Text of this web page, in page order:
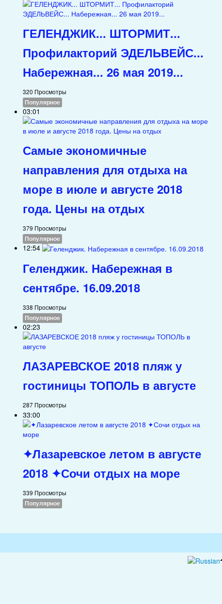
ГЕЛЕНДЖИК... ШТОРМИТ...
Профилакторий ЭДЕЛЬВЕЙС...
Набережная... 26 мая 2019...
320 Просмотры
Популярное
03:01
Самые экономичные
направления для отдыха на
море в июле и августе 2018
года. Цены на отдых
379 Просмотры
Популярное
12:54
Геленджик. Набережная в
сентябре. 16.09.2018
338 Просмотры
Популярное
02:23
ЛАЗАРЕВСКОЕ 2018 пляж у
гостиницы ТОПОЛЬ в августе
287 Просмотры
33:00
✦Лазаревское летом в августе
2018 ✦Сочи отдых на море
339 Просмотры
Популярное